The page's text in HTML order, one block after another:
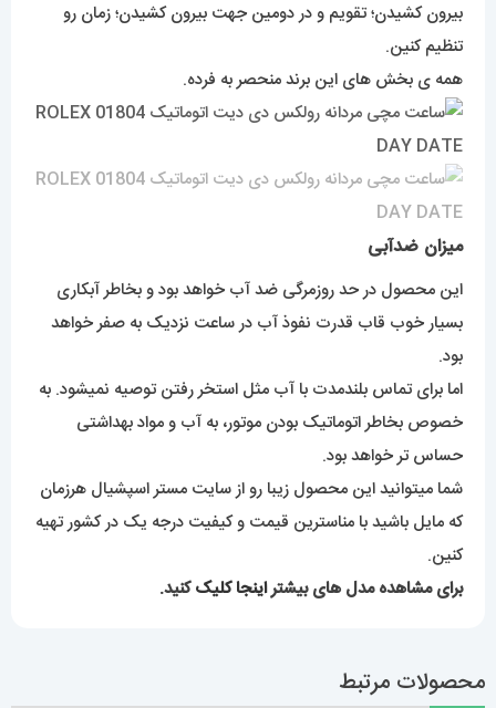
بیرون کشیدن؛ تقویم و در دومین جهت بیرون کشیدن؛ زمان رو
تنظیم کنین.
همه ی بخش های این برند منحصر به فرده.
میزان ضدآبی
این محصول در حد روزمرگی ضد آب خواهد بود و بخاطر آبکاری
بسیار خوب قاب قدرت نفوذ آب در ساعت نزدیک به صفر خواهد
بود.
اما برای تماس بلندمدت با آب مثل استخر رفتن توصیه نمیشود. به
خصوص بخاطر اتوماتیک بودن موتور، به آب و مواد بهداشتی
حساس تر خواهد بود.
شما میتوانید این محصول زیبا رو از سایت مستر اسپشیال هرزمان
که مایل باشید با مناسترین قیمت و کیفیت درجه یک در کشور تهیه
کنین.
برای مشاهده مدل های بیشتراینجا کلیککنید.
محصولات مرتبط